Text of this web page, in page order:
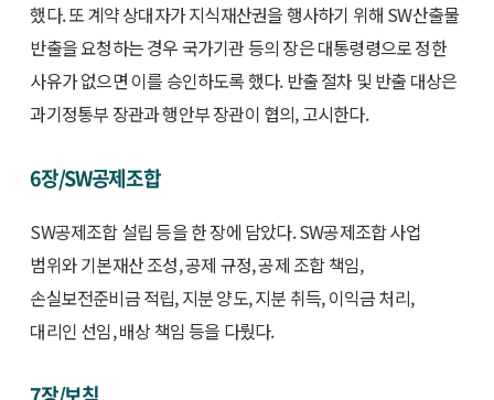
했다. 또 계약 상대자가 지식재산권을 행사하기 위해 SW산출물
반출을 요청하는 경우 국가기관 등의 장은 대통령령으로 정한
사유가 없으면 이를 승인하도록 했다. 반출 절차 및 반출 대상은
과기정통부 장관과 행안부 장관이 협의, 고시한다.
6장/SW공제조합
SW공제조합 설립 등을 한 장에 담았다. SW공제조합 사업
범위와 기본재산 조성, 공제 규정, 공제 조합 책임,
손실보전준비금 적립, 지분 양도, 지분 취득, 이익금 처리,
대리인 선임, 배상 책임 등을 다뤘다.